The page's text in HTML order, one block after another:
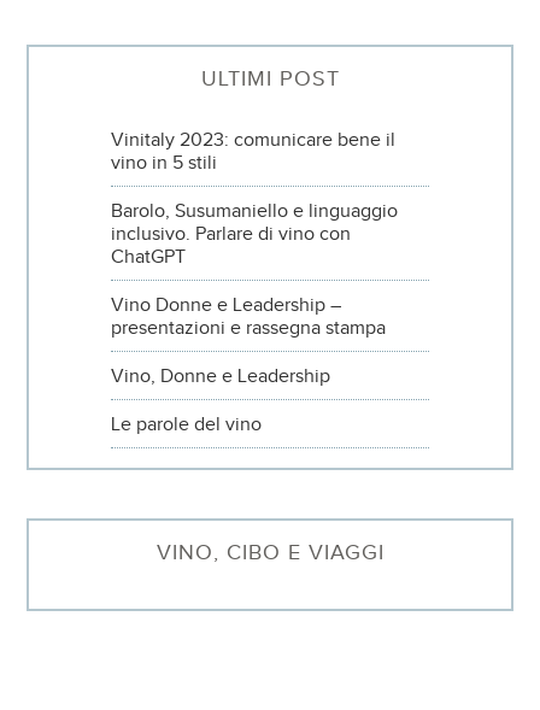
ULTIMI POST
Vinitaly 2023: comunicare bene il
vino in 5 stili
Barolo, Susumaniello e linguaggio
inclusivo. Parlare di vino con
ChatGPT
Vino Donne e Leadership –
presentazioni e rassegna stampa
Vino, Donne e Leadership
Le parole del vino
VINO, CIBO E VIAGGI